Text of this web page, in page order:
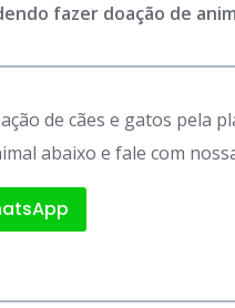
fazer doação de
de cães e gatos pela
abaixo e fale com